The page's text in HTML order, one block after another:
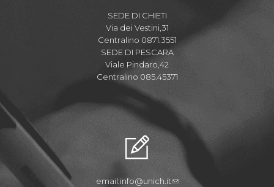
SEDE DI CHIETI
Via dei Vestini,31
Centralino 0871.3551
SEDE DI PESCARA
Viale Pindaro,42
Centralino 085.45371
email:info@unich.it